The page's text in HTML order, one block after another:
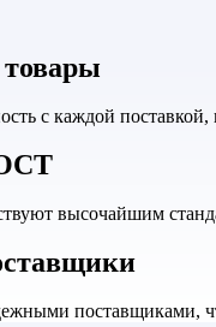
товары
с каждой
высочайшим
поставщиками,